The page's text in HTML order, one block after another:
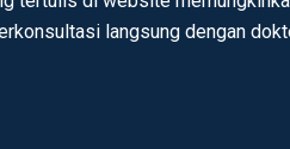
langsung dengan